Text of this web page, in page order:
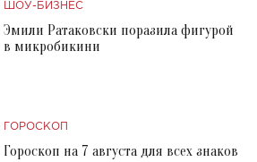
ШОУ-БИЗНЕС
Эмили Ратаковски поразила фигурой
в микробикини
ГОРОСКОП
Гороскоп на 7 августа для всех знаков